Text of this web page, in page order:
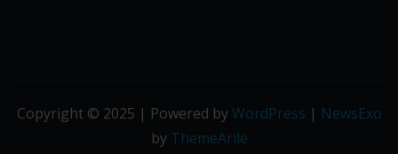
Copyright © 2025 | Powered byWordPress | NewsExo
by ThemeArile